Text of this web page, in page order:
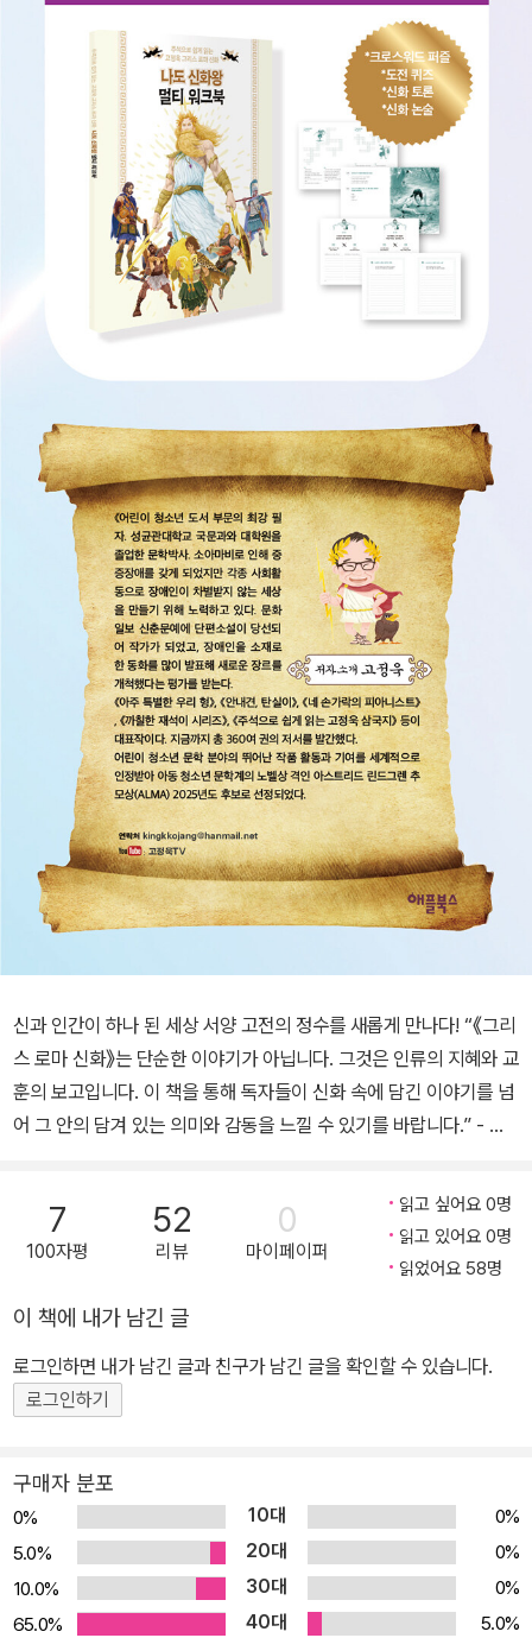
신과 인간이 하나 된 세상 서양 고전의 정수를 새롭게 만나다! “《그리
스 로마 신화》는 단순한 이야기가 아닙니다. 그것은 인류의 지혜와 교
훈의 보고입니다. 이 책을 통해 독자들이 신화 속에 담긴 이야기를 넘
어 그 안의 담겨 있는 의미와 감동을 느낄 수 있기를 바랍니다.” - 고
받고 있는 아동 청소년 소설의 대가 고정욱 저자가 《주석으로 쉽게 읽
는 고정욱 그리스 로마 신화》(전 10권)로 다시 한번 독자들의 마음을
사로잡는다. 《그리스 로마 신화》는 단순한 옛날이야기가 아니라 용기
정과 인간 존재에 대해 근본적인 질문을 던지는 서양 고전의 정수다.
《그리스 로마 신화》 속에 담긴 신과 영웅들의 이야기는 많은 이들의
상상력을 자극하여 문학, 예술, 철학 작품의 탄생에 영향을 준 서양 문
화의 원형(原型·archetype)으로 손꼽힌다. 그 상징적 매력은 수천
있다. 《고정욱 그리스 로마 신화》는 다년간에 걸친 저자의 방대한 연
구와 깊이 있는 통찰력을 바탕으로 신화 속 인물과 사건에 대한 설명
은 물론이고 신화의 기원과 전승 과정을 친절한 주석으로 소개한다.
저자는 수많은 판본 비교 과정에서 발견한 다양한 관점의 해석을 추
가하여 책 읽기의 즐거움뿐만 아니라 지적 고양감까지 전해준다. 20
7
100자평
52
리뷰
0
마이페이퍼
읽고 싶어요 0명
읽고 있어요 0명
읽었어요 58명
이 책에 내가 남긴 글
로그인하면 내가 남긴 글과 친구가 남긴 글을 확인할 수 있습니다.
로그인하기
구매자 분포
0% 10대
0%
5.0%
20대
0%
10.0%
30대
0%
65.0%
40대
5.0%